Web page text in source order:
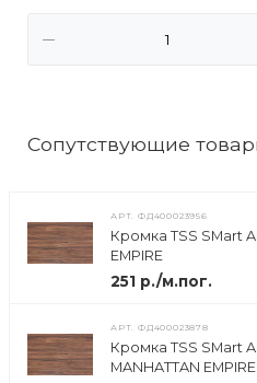
Cопутствующие
АРТ.ФД400023956
Кромка TSS SMart
EMPIRE
251 р./м.пог.
АРТ.ФД400023878
Кромка TSS SMart
MANHATTAN EMPIRE